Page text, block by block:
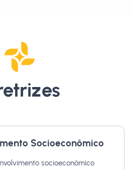
Socioeconômico
socioeconômico